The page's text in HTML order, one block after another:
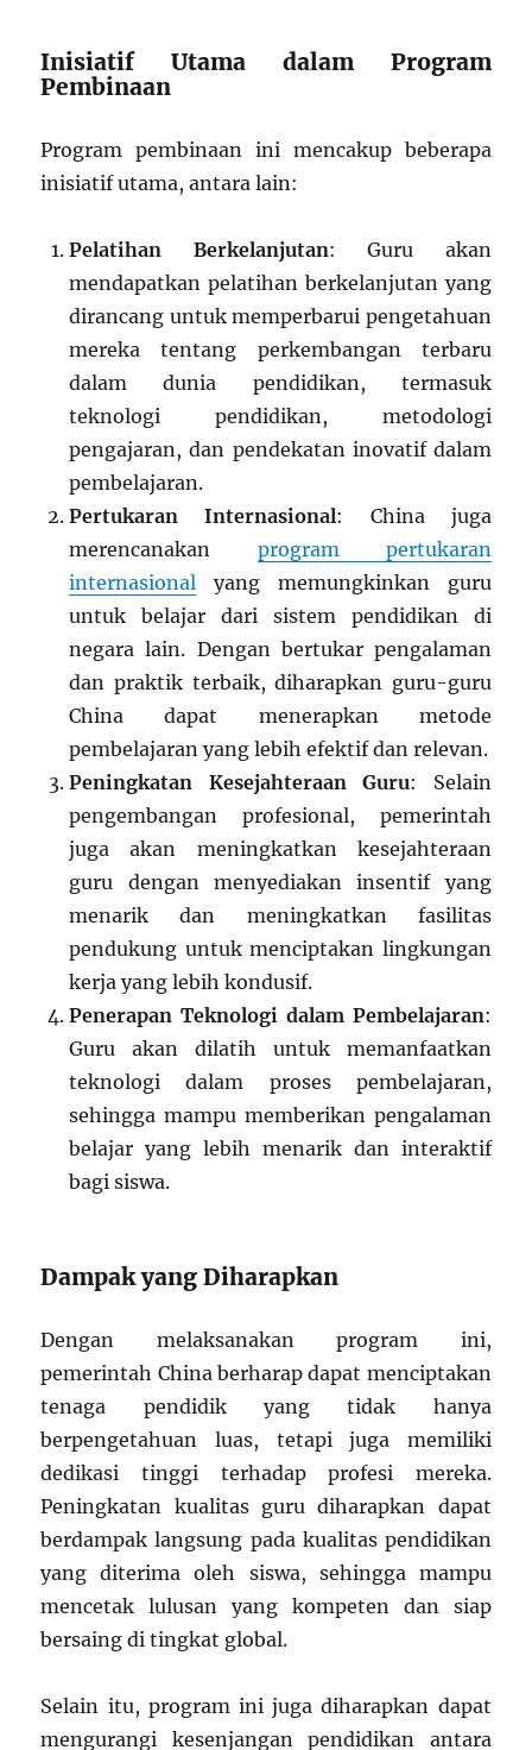
Inisiatif Utama dalam Program
Pembinaan
Program pembinaan ini mencakup beberapa
inisiatif utama, antara lain:
Pelatihan Berkelanjutan: Guru akan
mendapatkan pelatihan berkelanjutan yang
dirancang untuk memperbarui pengetahuan
mereka tentang perkembangan terbaru
dalam dunia pendidikan, termasuk
teknologi pendidikan, metodologi
pengajaran, dan pendekatan inovatif dalam
pembelajaran.
Pertukaran Internasional: China juga
merencanakan program pertukaran
internasional yang memungkinkan guru
untuk belajar dari sistem pendidikan di
negara lain. Dengan bertukar pengalaman
dan praktik terbaik, diharapkan guru-guru
China dapat menerapkan metode
pembelajaran yang lebih efektif dan relevan.
Peningkatan Kesejahteraan Guru: Selain
pengembangan profesional, pemerintah
juga akan meningkatkan kesejahteraan
guru dengan menyediakan insentif yang
menarik dan meningkatkan fasilitas
pendukung untuk menciptakan lingkungan
kerja yang lebih kondusif.
Penerapan Teknologi dalam Pembelajaran:
Guru akan dilatih untuk memanfaatkan
teknologi dalam proses pembelajaran,
sehingga mampu memberikan pengalaman
belajar yang lebih menarik dan interaktif
bagi siswa.
Dampak yang Diharapkan
Dengan melaksanakan program ini,
pemerintah China berharap dapat menciptakan
tenaga pendidik yang tidak hanya
berpengetahuan luas, tetapi juga memiliki
dedikasi tinggi terhadap profesi mereka.
Peningkatan kualitas guru diharapkan dapat
berdampak langsung pada kualitas pendidikan
yang diterima oleh siswa, sehingga mampu
mencetak lulusan yang kompeten dan siap
bersaing di tingkat global.
Selain itu, program ini juga diharapkan dapat
mengurangi kesenjangan pendidikan antara